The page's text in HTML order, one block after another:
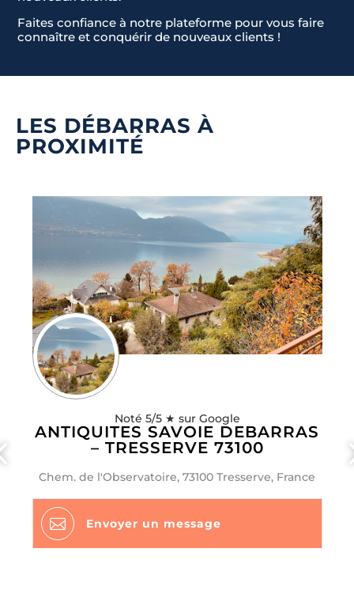
Faites confiance à notre plateforme pour vous faire
connaître et conquérir de nouveaux clients !
LES DÉBARRAS À
PROXIMITÉ
DÉBARRAS DE MAISON ANGERS
– LES GARENNES SUR LOIRE
49610
107 Grand Rue, 49610 Les Garennes sur Loire,
Assistance Débarras Entreprise familiale depuis 1950
e
Envoyer la demande